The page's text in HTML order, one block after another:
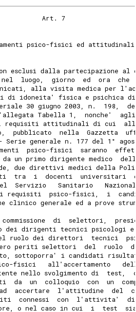
Art. 7
psico-fisici ed
esclusi dalla partecipazione al
luogo,  giorno  ed  ora  che
alla visita medica per
di idoneita' fisica e psichica
30 giugno 2003, n.  198,
Tabella 1,  nonche'  agli
requisiti attitudinali di cui
pubblicato  nella  Gazzetta
Serie generale n. 177 del 1°
psico-fisici  saranno
da un primo dirigente medico
due direttivi medici della
tra  i  docenti  universitari
Servizio   Sanitario
requisiti  psico-fisici,  i
clinico generale ed a prove
di  selettori,
dei dirigenti tecnici psicologi e
ruolo dei direttori  tecnici
periti selettori  del  ruolo
sottoporra' i candidati
fisici   all'accertamento
nello svolgimento di  test,
da  un  colloquio  con  un
ad  accertare  l'attitudine  del
connessi  con  l'attivita'
o nel caso in cui  i  test